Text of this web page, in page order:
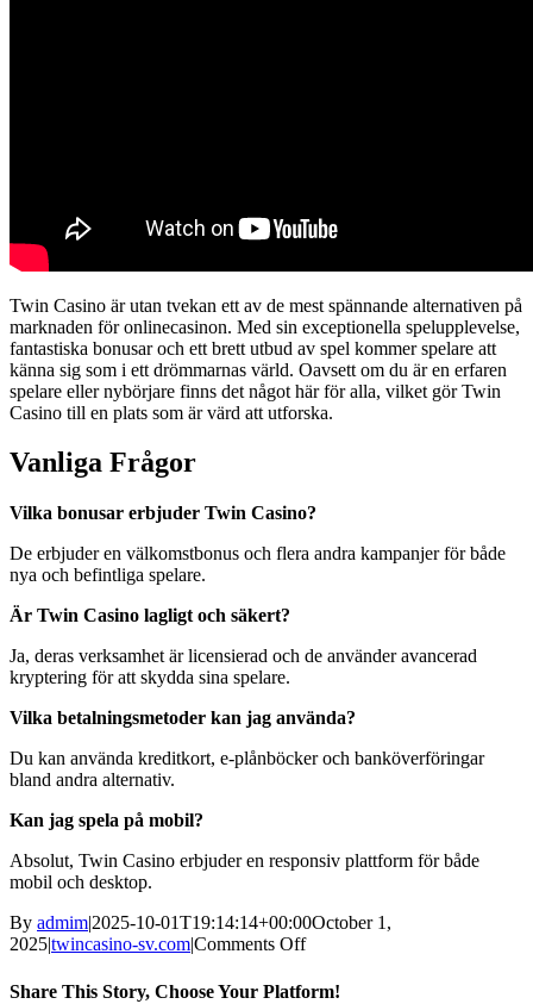
Twin Casino är utan tvekan ett av de mest spännande alternativen på
marknaden för onlinecasinon. Med sin exceptionella spelupplevelse,
fantastiska bonusar och ett brett utbud av spel kommer spelare att
känna sig som i ett drömmarnas värld. Oavsett om du är en erfaren
spelare eller nybörjare finns det något här för alla, vilket gör Twin
Casino till en plats som är värd att utforska.
Vanliga Frågor
Vilka bonusar erbjuder Twin Casino?
De erbjuder en välkomstbonus och flera andra kampanjer för både
nya och befintliga spelare.
Är Twin Casino lagligt och säkert?
Ja, deras verksamhet är licensierad och de använder avancerad
kryptering för att skydda sina spelare.
Vilka betalningsmetoder kan jag använda?
Du kan använda kreditkort, e-plånböcker och banköverföringar
bland andra alternativ.
Kan jag spela på mobil?
Absolut, Twin Casino erbjuder en responsiv plattform för både
mobil och desktop.
By admim|2025-10-01T19:14:14+00:00October 1,
2025|twincasino-sv.com|Comments Offon
det
Share This Story, Choose Your Platform!